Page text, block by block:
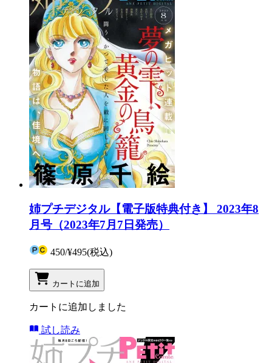
姉プチデジタル【電子版特典付き】 2023年8
月号（2023年7月7日発売）
450/¥495(税込)
カートに追加
カートに追加しました
試し読み